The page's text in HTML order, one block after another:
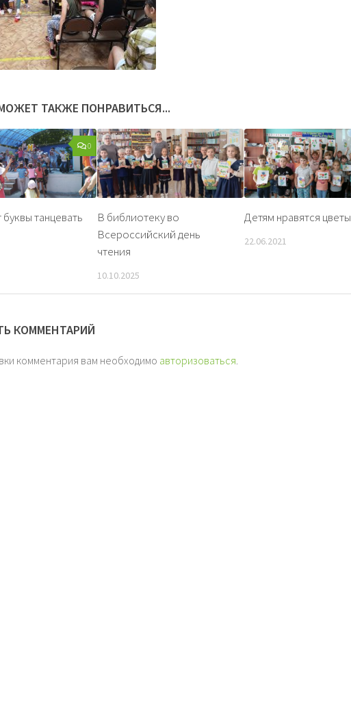
ТАКЖЕ ПОНРАВИТЬСЯ...
0
танцевать
В библиотеку во
Всероссийский день
чтения
10.10.2025
Детям нравятся цветы
22.06.2021
КОММЕНТАРИЙ
комментария вам необходимо авторизоваться.